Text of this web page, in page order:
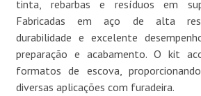
tinta, rebarbas e resíduos em
Fabricadas em aço de alta
durabilidade e excelente
preparação e acabamento. O kit
formatos de escova,
diversas aplicações com furadeira.